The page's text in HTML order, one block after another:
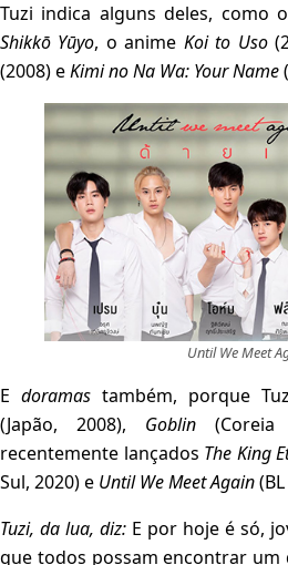
Tuzi indica alguns deles, como
Shikkō Yūyo, o anime Koi to Uso
(2008) eKimi no Na Wa: Your Name
Until We Meet
E doramas também, porque
(Japão, 2008), Goblin
recentemente lançados The King
Sul, 2020) e Until We Meet Again
Tuzi, da lua, diz: E por hoje é só,
que todos possam encontrar